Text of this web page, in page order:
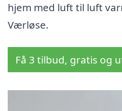
hjem med luft til luft
Værløse.
Få 3 tilbud, gratis og